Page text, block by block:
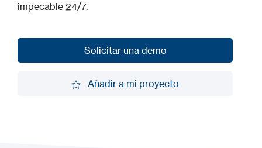
impecable 24/7.
Solicitar una demo
Añadir a mi proyecto